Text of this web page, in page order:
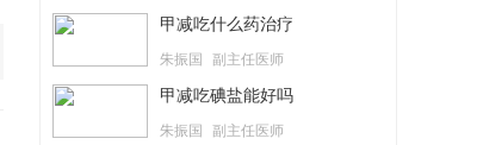
甲减吃什么药治疗
朱振国 副主任医师
甲减吃碘盐能好吗
朱振国 副主任医师